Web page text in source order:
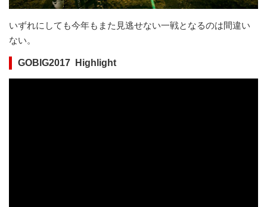
いずれにしても今年もまた見逃せない一戦となるのは間違い
ない。
GOBIG2017 Highlight